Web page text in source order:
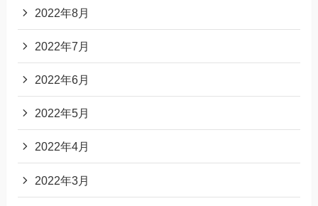
2022年8月
2022年7月
2022年6月
2022年5月
2022年4月
2022年3月